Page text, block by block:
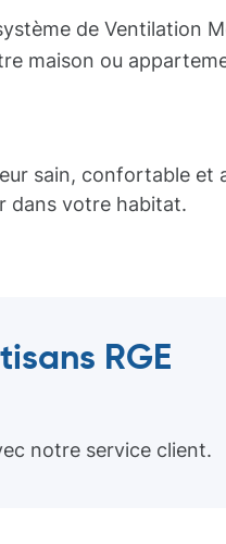
de Ventilation
maison ou
sain, confortable et
dans votre habitat.
RGE
notre service client.